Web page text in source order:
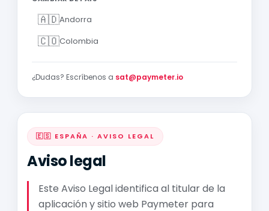
🇦🇩Andorra
🇨🇴Colombia
¿Dudas? Escríbenos a sat@paymeter.io
🇪🇸 ESPAÑA · AVISO LEGAL
Aviso legal
Este Aviso Legal identifica al titular de la
aplicación y sitio web Paymeter para